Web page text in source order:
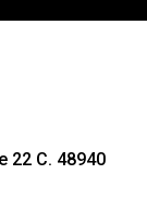
22 C. 48940